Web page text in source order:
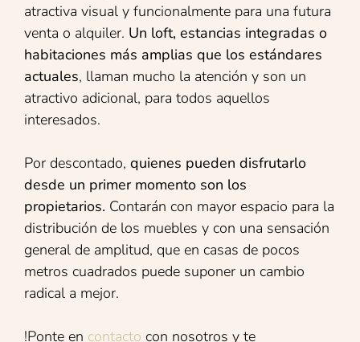
atractiva visual y funcionalmente para una futura
venta o alquiler. Un loft, estancias integradas o
habitaciones más amplias que los estándares
actuales, llaman mucho la atención y son un
atractivo adicional, para todos aquellos
interesados.
Por descontado, quienes pueden disfrutarlo
desde un primer momento son los
propietarios. Contarán con mayor espacio para la
distribución de los muebles y con una sensación
general de amplitud, que en casas de pocos
metros cuadrados puede suponer un cambio
radical a mejor.
!Ponte en contacto con nosotros y te